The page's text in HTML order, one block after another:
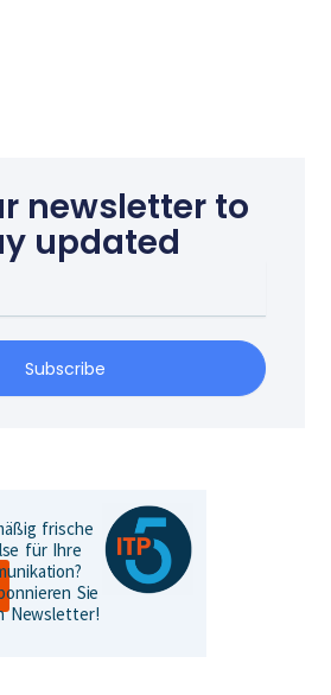
newsletter to
updated
Subscribe
frische
für Ihre
Sie
Newsletter!